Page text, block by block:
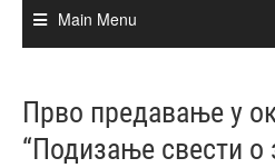
Main Menu
Прво предавање у
“Подизање свести о